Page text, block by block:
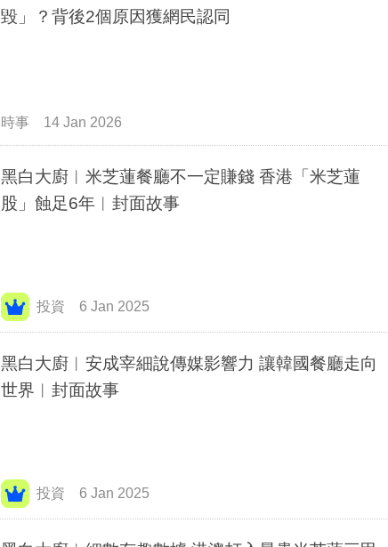
毀」？背後2個原因獲網民認同
時事 14 Jan 2026
黑白大廚︳米芝蓮餐廳不一定賺錢 香港「米芝蓮
股」蝕足6年︳封面故事
投資 6 Jan 2025
黑白大廚︳安成宰細說傳媒影響力 讓韓國餐廳走向
世界︳封面故事
投資 6 Jan 2025